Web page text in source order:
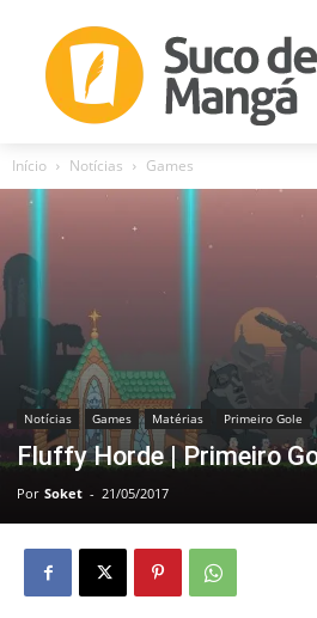
Início Notícias Games
Notícias Games Matérias Primeiro Gole
Fluffy Horde | Primeiro
Por Soket - 21/05/2017